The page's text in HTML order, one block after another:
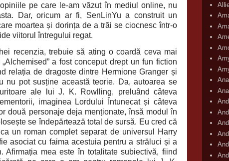
pe care le-am văzut în mediul online, nu
Dar, oricum ar fi, SenLinYu a construit un
moartea și dorința de a trăi se ciocnesc într-o
viitorul întregului regat.
recenzia, trebuie să ating o coardă ceva mai
a fost conceput drept un fun fiction
relația de dragoste dintre Hermione Granger și
nu pot susține această teorie. Da, autoarea se
ale lui J. K. Rowlling, preluând câteva
imaginea Lordului Întunecat și câteva
două personaje deja menționate, însă modul în
se îndepărtează total de sursă. Eu cred că
un roman complet separat de universul Harry
asociat cu faima acestuia pentru a străluci și a
Afirmația mea este în totalitate subiectivă, fiind